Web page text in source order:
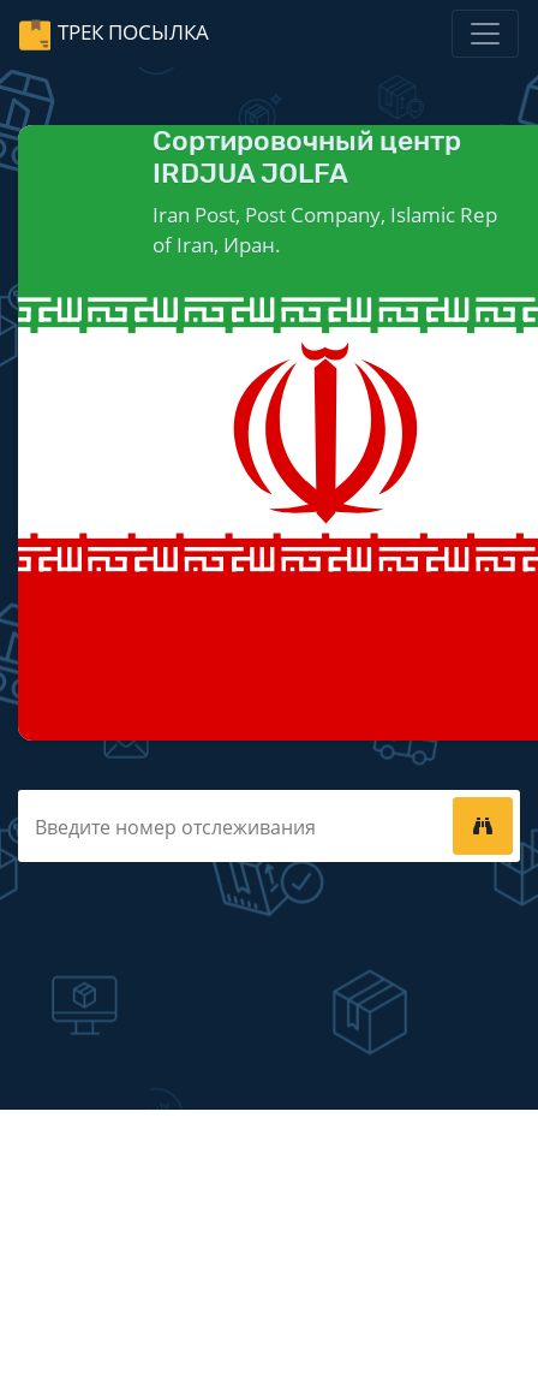
ТРЕК ПОСЫЛКА
Сортировочный центр
IRDJUA JOLFA
Iran Post, Post Company, Islamic Rep
of Iran, Иран.